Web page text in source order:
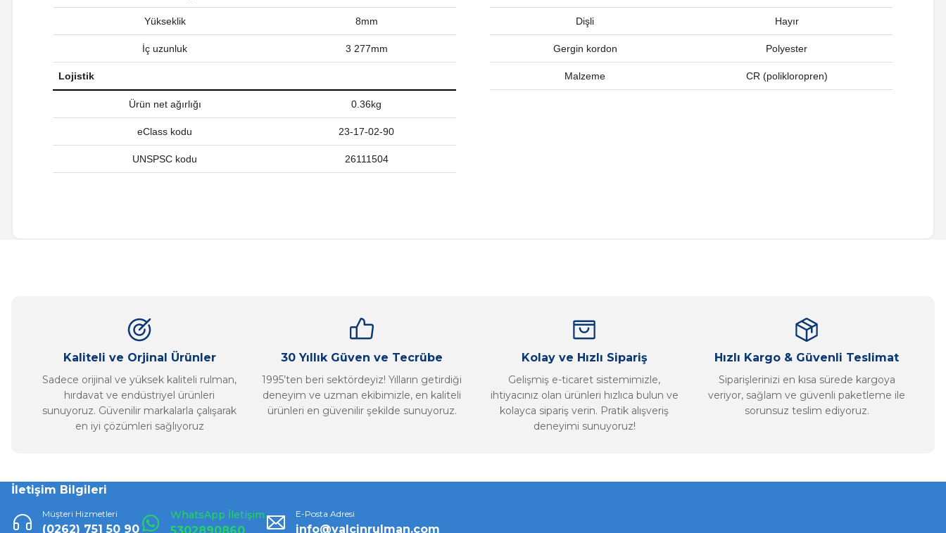
Yükseklik 8mm
İç uzunluk 3 277mm
Lojistik
Ürün net ağırlığı 0.36kg
eClass kodu 23-17-02-90
UNSPSC kodu 26111504
Dişli Hayır
Gergin kordon Polyester
Malzeme CR (polikloropren)
Ürün fiyatı diğer sitelerden daha pahalı.
Bu ürüne benzer farklı alternatifler olmalı.
Kaliteli ve Orjinal Ürünler
Sadece orijinal ve yüksek kaliteli rulman,
hırdavat ve endüstriyel ürünleri
sunuyoruz. Güvenilir markalarla çalışarak
en iyi çözümleri sağlıyoruz
30 Yıllık Güven ve Tecrübe
1995’ten beri sektördeyiz! Yılların getirdiği
deneyim ve uzman ekibimizle, en kaliteli
ürünleri en güvenilir şekilde sunuyoruz.
Kolay ve Hızlı Sipariş
Gelişmiş e-ticaret sistemimizle,
ihtiyacınız olan ürünleri hızlıca bulun ve
kolayca sipariş verin. Pratik alışveriş
deneyimi sunuyoruz!
Hızlı Kargo & Güvenli Teslimat
Siparişlerinizi en kısa sürede kargoya
veriyor, sağlam ve güvenli paketleme ile
sorunsuz teslim ediyoruz.
İletişim Bilgileri
Müşteri Hizmetleri
(0262) 751 50 90
WhatsApp İletişim E-Posta Adresi
info@yalcinrulman.com